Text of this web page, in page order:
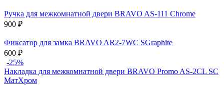
Ручка для межкомнатной двери BRAVO AS-111 Chrome
900 ₽
Фиксатор для замка BRAVO AR2-7WC SGraphite
600 ₽
-25%
Накладка для межкомнатной двери BRAVO Promo AS-2CL SC
МатХром